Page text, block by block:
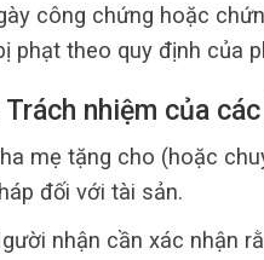
công chứng hoặc
phạt theo quy định của
Trách nhiệm của
mẹ tặng cho (hoặc
đối với tài sản.
nhận cần xác nhận